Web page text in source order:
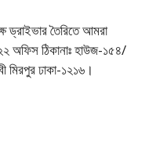
ড্রাইভার তৈরিতে আমরা
অফিস ঠিকানাঃ হাউজ-১৫৪/
ঢাকা-১২১৬।